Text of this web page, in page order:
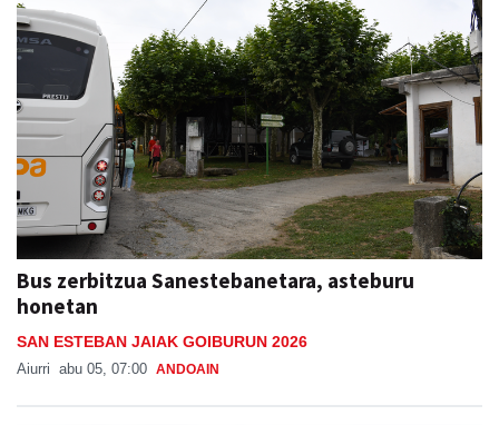
Bus zerbitzua Sanestebanetara, asteburu
honetan
SAN ESTEBAN JAIAK GOIBURUN 2026
Aiurri abu 05, 07:00 ANDOAIN